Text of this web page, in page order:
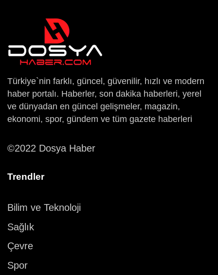
Türkiye`nin farklı, güncel, güvenilir, hızlı ve modern
haber portalı. Haberler, son dakika haberleri, yerel
ve dünyadan en güncel gelişmeler, magazin,
ekonomi, spor, gündem ve tüm gazete haberleri
©2022 Dosya Haber
Trendler
Bilim ve Teknoloji
Sağlık
Çevre
Spor